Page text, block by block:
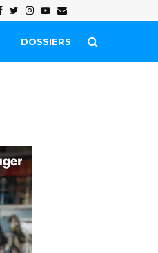
Facebook
Twitter
Instagram
Youtube
Email
DOSSIERS